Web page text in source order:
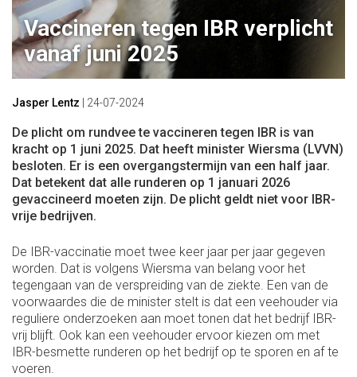
Vaccineren tegen IBR verplicht
vanaf juni 2025
Jasper Lentz 24-07-2024
De plicht om rundvee te vaccineren tegen IBR is van
kracht op 1 juni 2025. Dat heeft minister Wiersma (LVVN)
besloten. Er is een overgangstermijn van een half jaar.
Dat betekent dat alle runderen op 1 januari 2026
gevaccineerd moeten zijn. De plicht geldt niet voor IBR-
vrije bedrijven.
De IBR-vaccinatie moet twee keer jaar per jaar gegeven
worden. Dat is volgens Wiersma van belang voor het
tegengaan van de verspreiding van de ziekte. Een van de
voorwaardes die de minister stelt is dat een veehouder via
reguliere onderzoeken aan moet tonen dat het bedrijf IBR-
vrij blijft. Ook kan een veehouder ervoor kiezen om met
IBR-besmette runderen op het bedrijf op te sporen en af te
voeren.